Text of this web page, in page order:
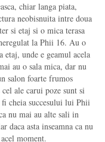
chiar langa piata,
neobisnuita intre doua
si etaj si o mica terasa
la Phii 16. Au o
etaj, unde e geamul acela
au o sala mica, dar nu
salon foarte frumos
ale carui poze sunt si
cheia succesului lui Phii
nu mai au alte sali in
daca asta inseamna ca nu
moment.